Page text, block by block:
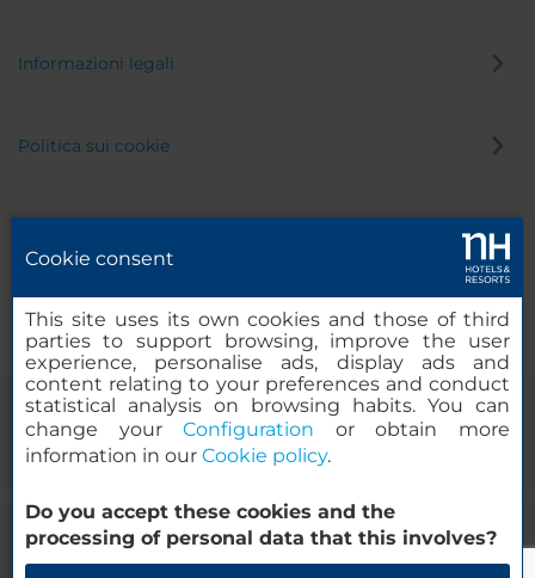
Informazioni legali
Politica sui cookie
Canale di segnalazione
© 2000-2026 MINOR HOTELS EUROPE & AMERICAS Santa Engracia
Cookie consent
This site uses its own cookies and those of third
parties to support browsing, improve the user
experience, personalise ads, display ads and
content relating to your preferences and conduct
statistical analysis on browsing habits. You can
change yourConfiguration or obtain more
information in our Cookie policy.
Do you accept these cookies and the
processing of personal data that this involves?